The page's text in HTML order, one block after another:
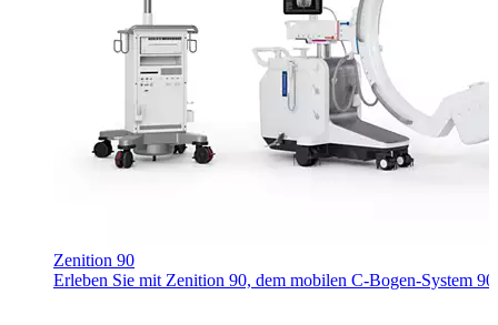
Zenition 90
Erleben Sie mit Zenition 90, dem mobilen C-Bogen-System